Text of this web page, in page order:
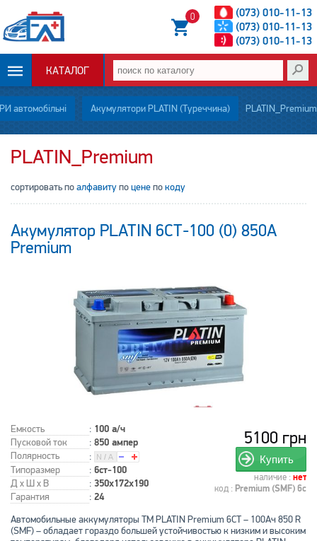
(073) 010-11-13
(073) 010-11-13
(073) 010-11-13
0
КАТАЛОГ
ОПЛАТА И
ДОСТАВКА
СТАТЬИ
О НАС
автомобільні Акумулятори PLATIN (Туреччина) PLATIN_Premium
PLATIN_Premium
сортировать поалфавитупоценепокоду
Акумулятор PLATIN 6СТ-100 (0) 850A
Premium
Емкость : 100 а/ч
Пусковой ток : 850 ампер
Полярность
:
Типоразмер
: 6ст-100
Д x Ш x В : 350x172x190
Гарантия : 24
5100 грн
Купить
наличие : нет
код : Premium (SMF) 6с
Автомобильные аккумуляторы ТМ PLATIN Premium 6СТ – 100Ач 850 R
(SMF) – обладает гораздо большей устойчивостью к низким и высоким